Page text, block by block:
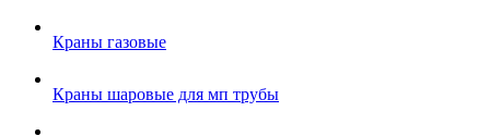
Краны газовые
Краны шаровые для мп трубы